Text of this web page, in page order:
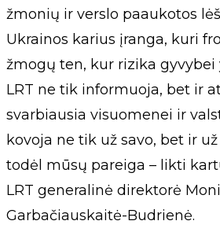
žmonių ir verslo paaukotos
Ukrainos karius įranga, kuri
žmogų ten, kur rizika gyvybei
LRT ne tik informuoja, bet ir
svarbiausia visuomenei ir
kovoja ne tik už savo, bet ir
todėl mūsų pareiga – likti
LRT generalinė direktorė
Garbačiauskaitė-Budrienė.